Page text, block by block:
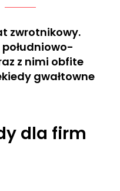
zwrotnikowy.
południowo-
z nimi obfite
gwałtowne
dla firm